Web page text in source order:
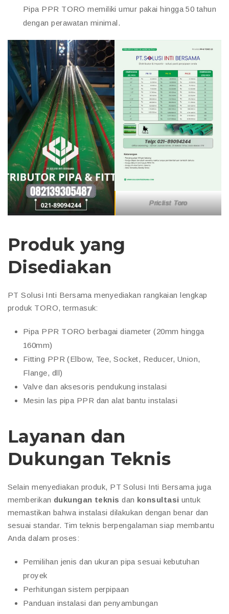
Pipa PPR TORO memiliki umur pakai hingga 50 tahun
dengan perawatan minimal.
Priclist Toro
Produk yang
Disediakan
PT Solusi Inti Bersama menyediakan rangkaian lengkap
produk TORO, termasuk:
Pipa PPR TORO berbagai diameter (20mm hingga
160mm)
Fitting PPR (Elbow, Tee, Socket, Reducer, Union,
Flange, dll)
Valve dan aksesoris pendukung instalasi
Mesin las pipa PPR dan alat bantu instalasi
Layanan dan
Dukungan Teknis
Selain menyediakan produk, PT Solusi Inti Bersama juga
memberikan dukungan teknis dan konsultasi untuk
memastikan bahwa instalasi dilakukan dengan benar dan
sesuai standar. Tim teknis berpengalaman siap membantu
Anda dalam proses:
Pemilihan jenis dan ukuran pipa sesuai kebutuhan
proyek
Perhitungan sistem perpipaan
Panduan instalasi dan penyambungan